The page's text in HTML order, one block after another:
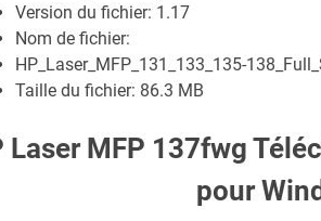
Version du fichier: 1.17
Nom de fichier:
HP_Laser_MFP_131_133_135-
Taille du fichier: 86.3 MB
Laser MFP 137fwg
pour